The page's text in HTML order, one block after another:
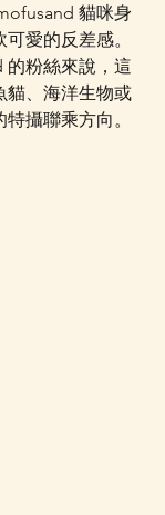
貓咪身
愛的反差感。
的粉絲來說，這
貓、海洋生物或
攝聯乘方向。